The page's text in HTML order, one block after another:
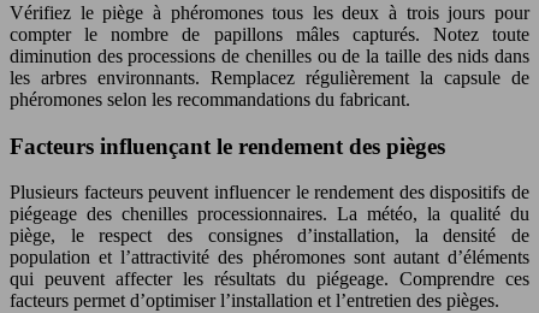
Vérifiez le piège à phéromones tous les deux à trois jours pour
compter le nombre de papillons mâles capturés. Notez toute
diminution des processions de chenilles ou de la taille des nids dans
les arbres environnants. Remplacez régulièrement la capsule de
phéromones selon les recommandations du fabricant.
Facteurs influençant le rendement des pièges
Plusieurs facteurs peuvent influencer le rendement des dispositifs de
piégeage des chenilles processionnaires. La météo, la qualité du
piège, le respect des consignes d’installation, la densité de
population et l’attractivité des phéromones sont autant d’éléments
qui peuvent affecter les résultats du piégeage. Comprendre ces
facteurs permet d’optimiser l’installation et l’entretien des pièges.